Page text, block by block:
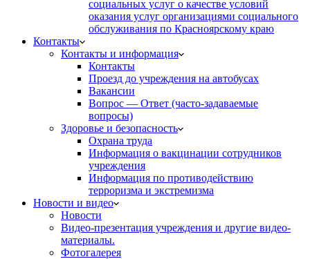
социальных услуг о качестве условий
оказания услуг организациями социального
обслуживания по Красноярскому краю
Контакты
Контакты и информация
Контакты
Проезд до учреждения на автобусах
Вакансии
Вопрос — Ответ (часто-задаваемые
вопросы)
Здоровье и безопасность
Охрана труда
Информация о вакцинации сотрудников
учреждения
Информация по противодействию
терроризма и экстремизма
Новости и видео
Новости
Видео-презентация учреждения и другие видео-
материалы.
Фотогалерея